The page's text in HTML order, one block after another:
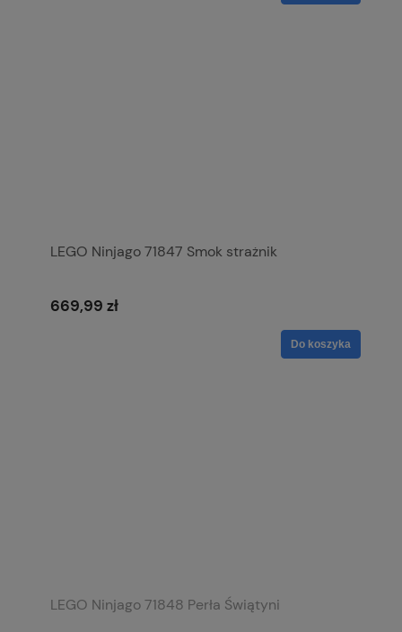
LEGO Ninjago 71847 Smok strażnik
669,99 zł
Do koszyka
LEGO Ninjago 71848 Perła Świątyni